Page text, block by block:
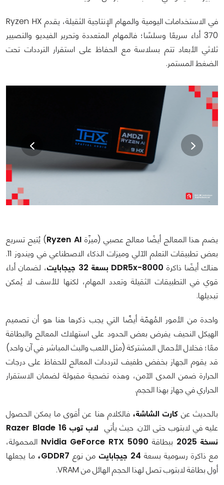
في الاستخدامات اليومية والمهام الإنتاجية الثقيلة، يقدم Ryzen HX
370 أداء سريعًا وسلسًا؛ فالمهام المتعددة وتحرير الفيديو والتصيير
ثلاثي الأبعاد تتم بسلاسة مع الحفاظ على استقرار الترددات تحت
الضغط المستمر.
يضم هذا المعالج أيضًا معالج عصبي (ميزّة Ryzen AI) يُتيح تسريع
بعض تطبيقات التعلم الآلي وميزات الذكاء الاصطناعي في ويندوز 11.
هناك أيضًا ذاكرة DDR5x-8000 بسعة 32 جيجابايت
، لضمان أداء
قوي في التطبيقات الثقيلة وتعدد المهام، لكنها للأسف لا يُمكن
تبديلها.
واحدة من الأمور المُهمّة أيضًًا التي يجب ذكرها هنا هو أن تصميم
الهيكل النحيف يفرض بعض الحدود على استهلاك المعالج والبطاقة
معًا؛ فخلال الأحمال المشتركة (مثل اللعب والبث المباشر في آن واحد)
قد يقوم الجهاز بخفض طفيف لترددات المعالج للحفاظ على درجات
الحرارة ضمن المدى الآمن، وهذه تضحية مقبولة لضمان الاستقرار
الحراري في جهاز بهذا الحجم.
بالحديث عنكارت الشاشة،فالكلام هنا عن أقوى ما يمكن الحصول
عليه في لابتوب حتى الآن. حيث يأتي
لاب توب Razer Blade 16
نسخة 2025
ببطاقة Nvidia GeForce RTX 5090 المحمولة،
مع ذاكرة رسومية بسعة 24 جيجابايت من نوع GDDR7، ما يجعلها
أول بطاقة لابتوب تصل لهذا الحجم الهائل من VRAM.